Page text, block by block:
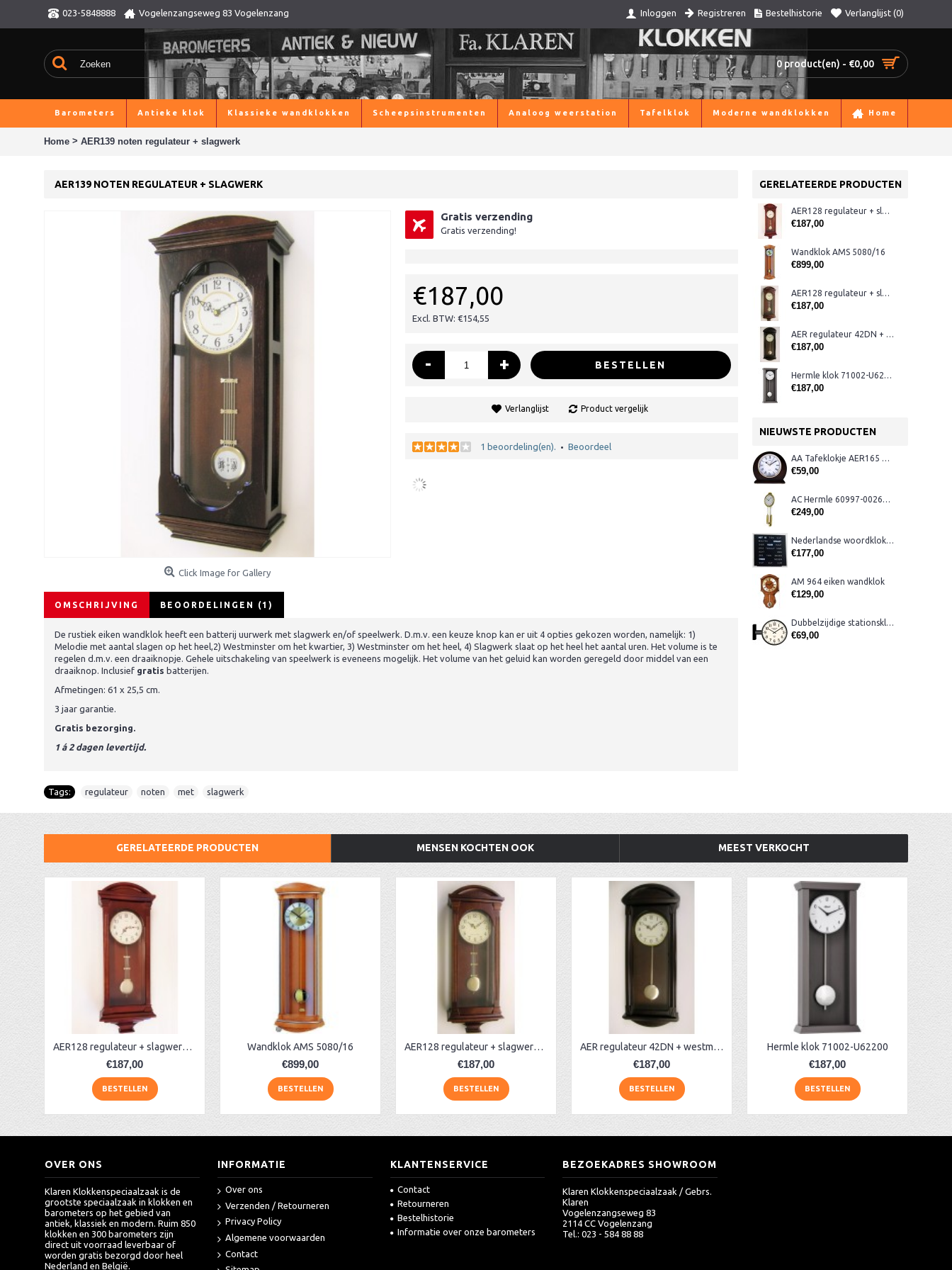
023-5848888 Vogelenzangseweg 83 Vogelenzang Inloggen Registreren Bestelhistorie Verlanglijst (0)
0 product(en) - €0,00
Barometers Antieke klok Klassieke wandklokken Scheepsinstrumenten Analoog weerstation Tafelklok Moderne wandklokken Home
Home > AER139 noten regulateur + slagwerk
GERELATEERDE PRODUCTEN
AER128 regulateur + slagwerk, mahonie
€187,00
Wandklok AMS 5080/16
€899,00
AER128 regulateur + slagwerk, noten
€187,00
AER regulateur 42DN + westminster
€187,00
Hermle klok 71002-U62200
€187,00
NIEUWSTE PRODUCTEN
AA Tafeklokje AER165 noten
€59,00
AC Hermle 60997-00261 wandklok
€249,00
Nederlandse woordklok zwart AMS 1265
€177,00
AM 964 eiken wandklok
€129,00
Dubbelzijdige stationsklok metaal 1879
€69,00
AER139 NOTEN REGULATEUR + SLAGWERK
Click Image for Gallery
Gratis verzending
Gratis verzending!
€187,00
Excl. BTW: €154,55
- + BESTELLEN
Verlanglijst Product vergelijk
1 beoordeling(en). • Beoordeel
OMSCHRIJVING BEOORDELINGEN (1)
De rustiek eiken wandklok heeft een batterij uurwerk met slagwerk en/of speelwerk. D.m.v. een keuze knop kan er uit 4 opties gekozen worden, namelijk: 1)
Melodie met aantal slagen op het heel,2) Westminster om het kwartier, 3) Westminster om het heel, 4) Slagwerk slaat op het heel het aantal uren. Het volume is te
regelen d.m.v. een draaiknopje. Gehele uitschakeling van speelwerk is eveneens mogelijk. Het volume van het geluid kan worden geregeld door middel van een
draaiknop. Inclusief gratis batterijen.
Afmetingen: 61 x 25,5 cm.
3 jaar garantie.
Gratis bezorging.
1 á 2 dagen levertijd.
Tags: regulateur noten met slagwerk
GERELATEERDE PRODUCTEN MENSEN KOCHTEN OOK MEEST VERKOCHT
AER128 regulateur + slagwerk, mahonie
€187,00
BESTELLEN
Wandklok AMS 5080/16
€899,00
BESTELLEN
AER128 regulateur + slagwerk, noten
€187,00
BESTELLEN
AER regulateur 42DN + westminster
€187,00
BESTELLEN
Hermle klok 71002-U62200
€187,00
BESTELLEN
OVER ONS
Klaren Klokkenspeciaalzaak is de
grootste speciaalzaak in klokken en
barometers op het gebied van
antiek, klassiek en modern. Ruim 850
klokken en 300 barometers zijn
direct uit voorraad leverbaar of
worden gratis bezorgd door heel
Nederland en België.
INFORMATIE
Over ons
Verzenden / Retourneren
Privacy Policy
Algemene voorwaarden
Contact
KLANTENSERVICE
Contact
Retourneren
Bestelhistorie
Informatie over onze barometers
BEZOEKADRES SHOWROOM
Klaren Klokkenspeciaalzaak / Gebrs.
Klaren
Vogelenzangseweg 83
2114 CC Vogelenzang
Tel.: 023 - 584 88 88